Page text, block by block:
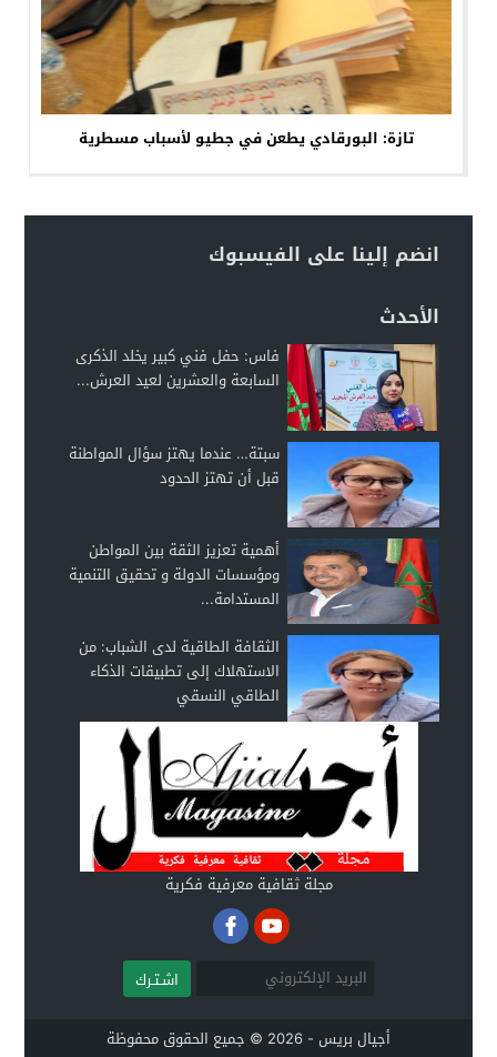
تازة: البورقادي يطعن في جطيو لأسباب مسطرية
انضم إلينا على الفيسبوك
الأحدث
فاس: حفل فني كبير يخلد الذكرى
السابعة والعشرين لعيد العرش...
سبتة… عندما يهتز سؤال المواطنة
قبل أن تهتز الحدود
أهمية تعزيز الثقة بين المواطن
ومؤسسات الدولة و تحقيق التنمية
المستدامة...
الثقافة الطاقية لدى الشباب: من
الاستهلاك إلى تطبيقات الذكاء
الطاقي النسقي
مجلة ثقافية معرفية فكرية
اشـتـرك
أجيال بريس - 2026 © جميع الحقوق محفوظة